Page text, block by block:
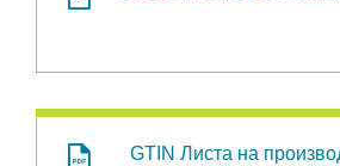
GTIN Листа на